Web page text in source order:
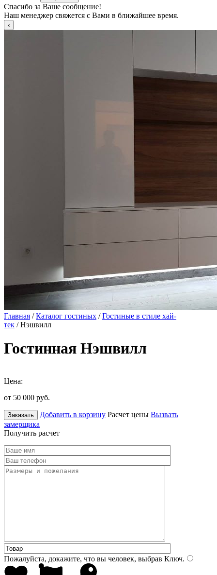
Спасибо за Ваше сообщение!
Наш менеджер свяжется с Вами в ближайшее время.
Главная /Каталог гостиных /Гостиные в стиле хай-
тек / Нэшвилл
Гостинная Нэшвилл
Цена:
от 50 000 руб.
Заказать Добавить в корзину Расчет цены Вызвать
замерщика
Получить расчет
Пожалуйста, докажите, что вы человек, выбрав Ключ.